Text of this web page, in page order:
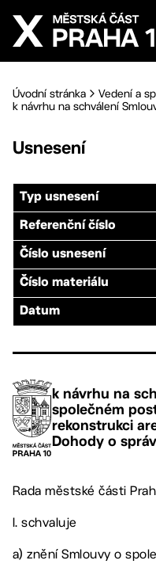
Přejít na hlavní obsah
Úvodní stránka Vedení a
k návrhu na schválení
Usnesení
Typ usnesení
Referenční číslo
Číslo usnesení
Číslo materiálu
Datum
k návrhu na
společném
rekonstrukci
Dohody o
Rada městské části
I. schvaluje
a) znění Smlouvy o